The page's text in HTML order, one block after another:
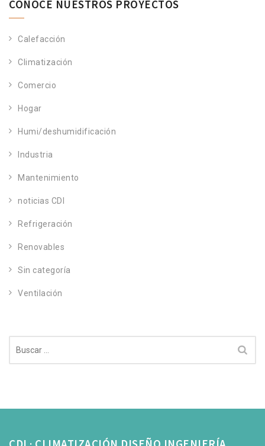
CONOCE NUESTROS PROYECTOS
Calefacción
Climatización
Comercio
Hogar
Humi/deshumidificación
Industria
Mantenimiento
noticias CDI
Refrigeración
Renovables
Sin categoría
Ventilación